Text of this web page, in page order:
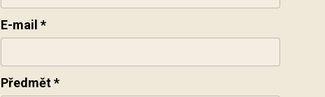
E-mail *
Předmět*